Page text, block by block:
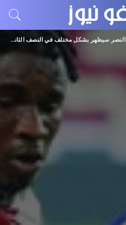
النصر سيظهر بشكل مختلف في النصف الثاني للموسم